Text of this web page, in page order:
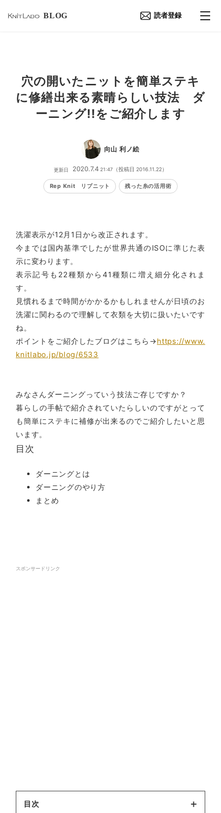
BLOG 読者登録
穴の開いたニットを簡単ステキ
に修繕出来る素晴らしい技法 ダ
ーニング!!をご紹介します
向山 利ノ絵
更新日 2020.7.421:47 （投稿日 2016.11.22）
Rep Knit リプニット 残った糸の活用術
洗濯表示が12月1日から改正されます。
今までは国内基準でしたが世界共通のISOに準じた表
示に変わります。
表示記号も22種類から41種類に増え細分化されま
す。
見慣れるまで時間がかかるかもしれませんが日頃のお
洗濯に関わるので理解して衣類を大切に扱いたいです
ね。
ポイントをご紹介したブログはこちら→https://www.
knitlabo.jp/blog/6533
みなさんダーニングっていう技法ご存じですか？
暮らしの手帖で紹介されていたらしいのですがとって
も簡単にステキに補修が出来るのでご紹介したいと思
います。
目次
ダーニングとは
ダーニングのやり方
まとめ
スポンサードリンク
目次